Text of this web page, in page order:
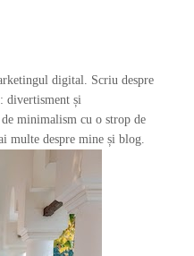
digital. Scriu despre
divertisment și
minimalism cu o strop de
multe despre mine și blog.